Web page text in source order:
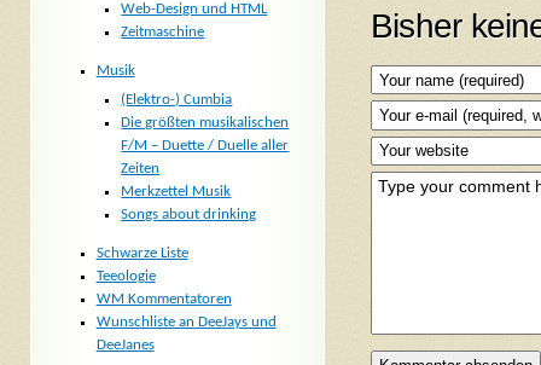
Bisher
Web-Design und HTML
Zeitmaschine
Musik
(Elektro-) Cumbia
Die größten musikalischen
F/M – Duette / Duelle aller
Zeiten
Merkzettel Musik
Songs about drinking
Schwarze Liste
Teeologie
WM Kommentatoren
Wunschliste an DeeJays und
DeeJanes